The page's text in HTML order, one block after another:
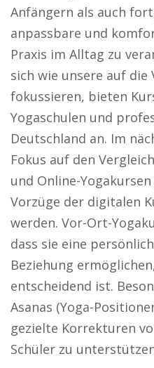
Anfängern als auch
anpassbare und
Praxis im Alltag zu
sich wie unsere auf die
fokussieren, bieten
Yogaschulen und
Deutschland an. Im
Fokus auf den
und Online-
Vorzüge der digitalen
werden. Vor-Ort-
dass sie eine
Beziehung
entscheidend ist.
Asanas (Yoga-
gezielte Korrekturen
Schüler zu